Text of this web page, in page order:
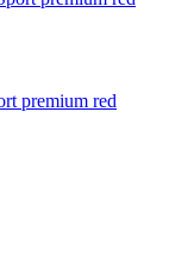
premium red